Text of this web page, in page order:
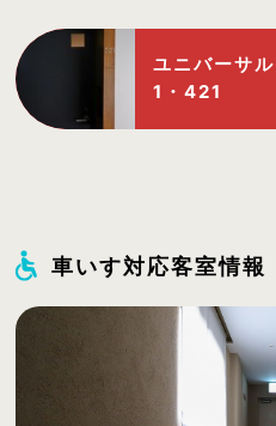
ユニバーサ
1・421
車いす対応客室情報